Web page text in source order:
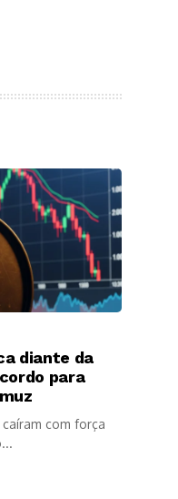
diante da
para
com força